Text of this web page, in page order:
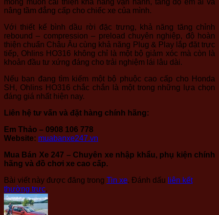
nâng tầm đẳng cấp cho chiếc xe của mình.
Với thiết kế bình dầu rời đặc trưng, khả năng tăng chỉnh
rebound – compression – preload chuyên nghiệp, độ hoàn
thiện chuẩn Châu Âu cùng khả năng Plug & Play lắp đặt trực
tiếp, Ohlins HO316 không chỉ là một bộ giảm xóc mà còn là
khoản đầu tư xứng đáng cho trải nghiệm lái lâu dài.
Nếu bạn đang tìm kiếm một bộ phuộc cao cấp cho Honda
SH, Ohlins HO316 chắc chắn là một trong những lựa chọn
đáng giá nhất hiện nay.
Liên hệ tư vấn và đặt hàng chính hãng:
Em Thảo – 0908 106 778
Website: muabanxe247.vn
Mua Bán Xe 247 – Chuyên xe nhập khẩu, phụ kiện chính
hãng và đồ chơi xe cao cấp.
Bài viết này được đăng trong Tin xe. Đánh dấu liên kết
thường trực.